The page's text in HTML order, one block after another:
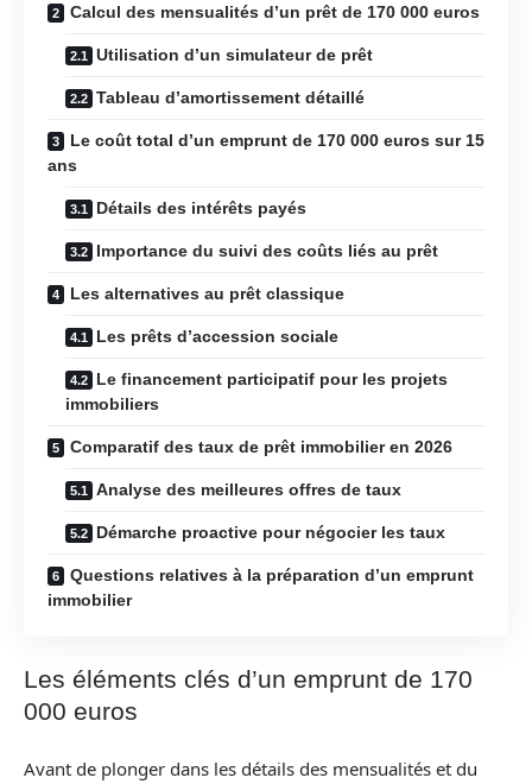
Calcul des mensualités d’un prêt de 170 000 euros
Utilisation d’un simulateur de prêt
Tableau d’amortissement détaillé
Le coût total d’un emprunt de 170 000 euros sur 15
ans
Détails des intérêts payés
Importance du suivi des coûts liés au prêt
Les alternatives au prêt classique
Les prêts d’accession sociale
Le financement participatif pour les projets
immobiliers
Comparatif des taux de prêt immobilier en 2026
Analyse des meilleures offres de taux
Démarche proactive pour négocier les taux
Questions relatives à la préparation d’un emprunt
immobilier
Les éléments clés d’un emprunt de 170
000 euros
Avant de plonger dans les détails des mensualités et du